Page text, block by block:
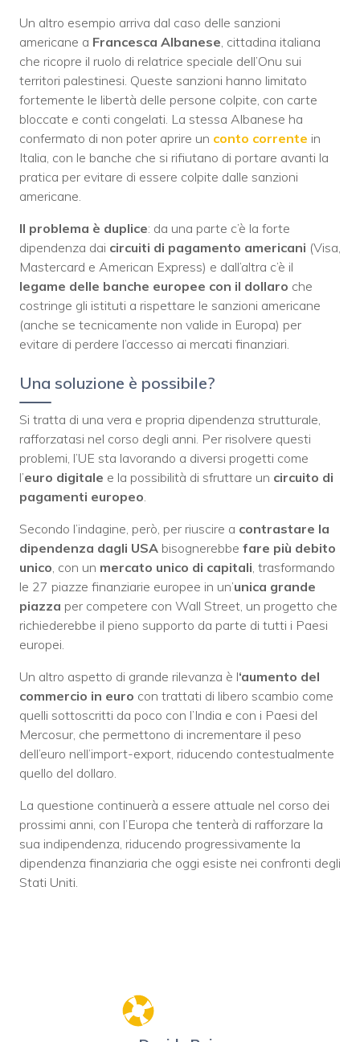
Un altro esempio arriva dal caso delle sanzioni
americane a Francesca Albanese, cittadina italiana
che ricopre il ruolo di relatrice speciale dell’Onu sui
territori palestinesi. Queste sanzioni hanno limitato
fortemente le libertà delle persone colpite, con carte
bloccate e conti congelati. La stessa Albanese ha
confermato di non poter aprire un conto corrente in
Italia, con le banche che si rifiutano di portare avanti la
pratica per evitare di essere colpite dalle sanzioni
americane.
Il problema è duplice: da una parte c’è la forte
dipendenza dai circuiti di pagamento americani (Visa,
Mastercard e American Express) e dall’altra c’è il
legame delle banche europee con il dollaro che
costringe gli istituti a rispettare le sanzioni americane
(anche se tecnicamente non valide in Europa) per
evitare di perdere l’accesso ai mercati finanziari.
Una soluzione è possibile?
Si tratta di una vera e propria dipendenza strutturale,
rafforzatasi nel corso degli anni. Per risolvere questi
problemi, l’UE sta lavorando a diversi progetti come
l’euro digitale e la possibilità di sfruttare un circuito di
pagamenti europeo.
Secondo l’indagine, però, per riuscire a contrastare la
dipendenza dagli USA bisognerebbe fare più debito
unico, con un mercato unico di capitali, trasformando
le 27 piazze finanziarie europee in un’unica grande
piazza per competere con Wall Street, un progetto che
richiederebbe il pieno supporto da parte di tutti i Paesi
europei.
Un altro aspetto di grande rilevanza è l‘aumento del
commercio in euro con trattati di libero scambio come
quelli sottoscritti da poco con l’India e con i Paesi del
Mercosur, che permettono di incrementare il peso
dell’euro nell’import-export, riducendo contestualmente
quello del dollaro.
La questione continuerà a essere attuale nel corso dei
prossimi anni, con l’Europa che tenterà di rafforzare la
sua indipendenza, riducendo progressivamente la
dipendenza finanziaria che oggi esiste nei confronti degli
Stati Uniti.